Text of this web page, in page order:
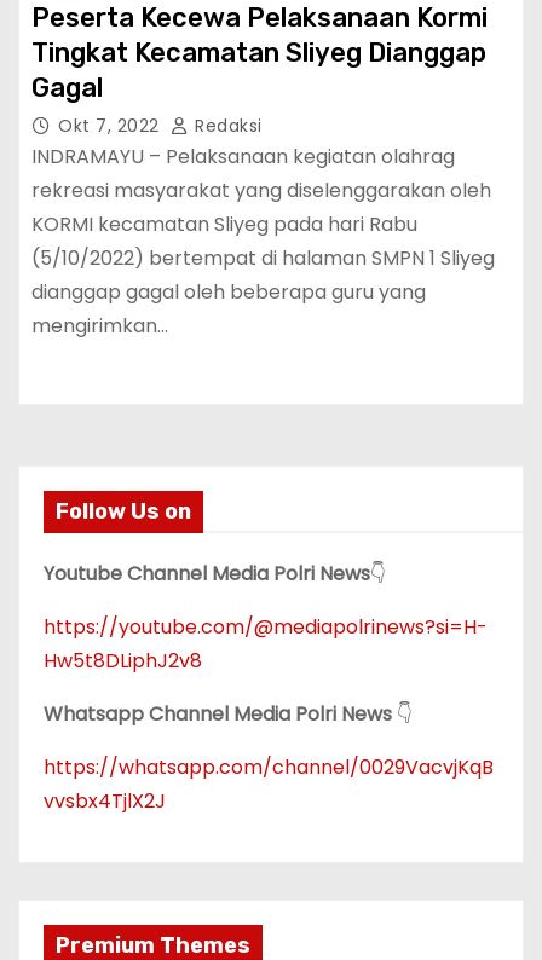
Peserta Kecewa Pelaksanaan Kormi
Tingkat Kecamatan Sliyeg Dianggap
Gagal
Okt 7, 2022 Redaksi
INDRAMAYU – Pelaksanaan kegiatan olahrag
rekreasi masyarakat yang diselenggarakan oleh
KORMI kecamatan Sliyeg pada hari Rabu
(5/10/2022) bertempat di halaman SMPN 1 Sliyeg
dianggap gagal oleh beberapa guru yang
mengirimkan…
Follow Us on
Youtube Channel Media Polri News👇
https://youtube.com/@mediapolrinews?si=H-
Hw5t8DLiphJ2v8
Whatsapp Channel Media Polri News 👇
https://whatsapp.com/channel/0029VacvjKqB
vvsbx4TjlX2J
Premium Themes